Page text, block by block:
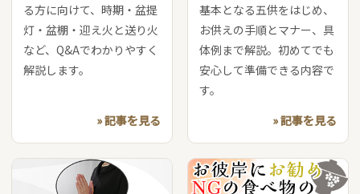
る方に向けて、時期・盆提
灯・盆棚・迎え火と送り火
など、Q&Aでわかりやすく
解説します。
» 記事を見る
基本となる五供をはじめ、
お供えの手順とマナー、具
体例まで解説。初めてでも
安心して準備できる内容で
す。
» 記事を見る